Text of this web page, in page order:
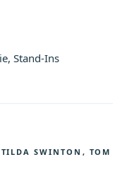
Stand-Ins
TILDA SWINTON , TOM